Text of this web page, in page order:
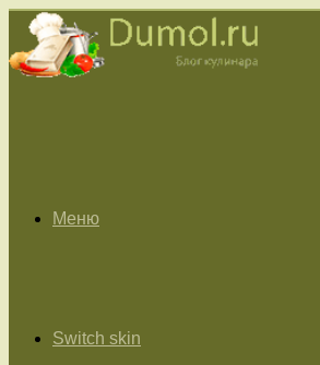
Меню
Switch skin